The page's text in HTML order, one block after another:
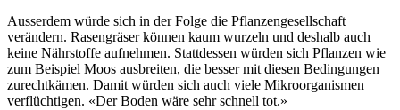
Ausserdem würde sich in der Folge die Pflanzengesellschaft
verändern. Rasengräser können kaum wurzeln und deshalb auch
keine Nährstoffe aufnehmen. Stattdessen würden sich Pflanzen wie
zum Beispiel Moos ausbreiten, die besser mit diesen Bedingungen
zurechtkämen. Damit würden sich auch viele Mikroorganismen
verflüchtigen. «Der Boden wäre sehr schnell tot.»